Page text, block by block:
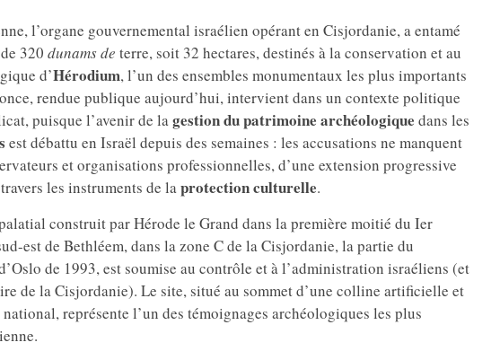
l’organe gouvernemental israélien opérant en Cisjordanie, a entamé
320 dunams de terre, soit 32 hectares, destinés à la conservation et au
d’Hérodium, l’un des ensembles monumentaux les plus importants
rendue publique aujourd’hui, intervient dans un contexte politique
puisque l’avenir de lagestion du patrimoine archéologique dans les
est débattu en Israël depuis des semaines : les accusations ne manquent
et organisations professionnelles, d’une extension progressive
les instruments de laprotection culturelle.
construit par Hérode le Grand dans la première moitié du Ier
est de Bethléem, dans la zone C de la Cisjordanie, la partie du
de 1993, est soumise au contrôle et à l’administration israéliens (et
de la Cisjordanie). Le site, situé au sommet d’une colline artificielle et
représente l’un des témoignages archéologiques les plus